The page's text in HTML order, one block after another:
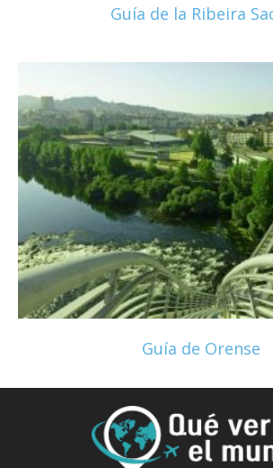
Guía de la Ribeira
Guía de Orense